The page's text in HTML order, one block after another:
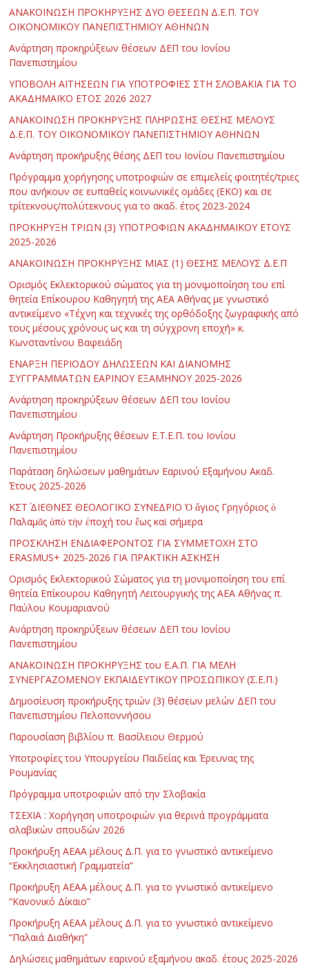
ΑΝΑΚΟΙΝΩΣΗ ΠΡΟΚΗΡΥΞΗΣ ΔΥΟ ΘΕΣΕΩΝ Δ.Ε.Π. ΤΟΥ
ΟΙΚΟΝΟΜΙΚΟΥ ΠΑΝΕΠΙΣΤΗΜΙΟΥ ΑΘΗΝΩΝ
Ανάρτηση προκηρύξεων θέσεων ΔΕΠ του Ιονίου
Πανεπιστημίου
ΥΠΟΒΟΛΗ ΑΙΤΗΣΕΩΝ ΓΙΑ ΥΠΟΤΡΟΦΙΕΣ ΣΤΗ ΣΛΟΒΑΚΙΑ ΓΙΑ ΤΟ
ΑΚΑΔΗΜΑΪΚΟ ΕΤΟΣ 2026 2027
ΑΝΑΚΟΙΝΩΣΗ ΠΡΟΚΗΡΥΞΗΣ ΠΛΗΡΩΣΗΣ ΘΕΣΗΣ ΜΕΛΟΥΣ
Δ.Ε.Π. ΤΟΥ ΟΙΚΟΝΟΜΙΚΟΥ ΠΑΝΕΠΙΣΤΗΜΙΟΥ ΑΘΗΝΩΝ
Ανάρτηση προκήρυξης θέσης ΔΕΠ του Ιονίου Πανεπιστημίου
Πρόγραμμα χορήγησης υποτροφιών σε επιμελείς φοιτητές/τριες
που ανήκουν σε ευπαθείς κοινωνικές ομάδες (ΕΚΟ) και σε
τρίτεκνους/πολύτεκνους για το ακαδ. έτος 2023-2024
ΠΡΟΚΗΡΥΞΗ ΤΡΙΩΝ (3) ΥΠΟΤΡΟΦΙΩΝ ΑΚΑΔΗΜΑΪΚΟΥ ΕΤΟΥΣ
2025-2026
ΑΝΑΚΟΙΝΩΣΗ ΠΡΟΚΗΡΥΞΗΣ ΜΙΑΣ (1) ΘΕΣΗΣ ΜΕΛΟΥΣ Δ.Ε.Π
Ορισμός Εκλεκτορικού σώματος για τη μονιμοποίηση του επί
θητεία Επίκουρου Καθηγητή της ΑΕΑ Αθήνας με γνωστικό
αντικείμενο «Τέχνη και τεχνικές της ορθόδοξης ζωγραφικής από
τους μέσους χρόνους ως και τη σύγχρονη εποχή» κ.
Κωνσταντίνου Βαφειάδη
ΕΝΑΡΞΗ ΠΕΡΙΟΔΟΥ ΔΗΛΩΣΕΩΝ ΚΑΙ ΔΙΑΝΟΜΗΣ
ΣΥΓΓΡΑΜΜΑΤΩΝ ΕΑΡΙΝΟΥ ΕΞΑΜΗΝΟΥ 2025-2026
Ανάρτηση προκηρύξεων θέσεων ΔΕΠ του Ιονίου
Πανεπιστημίου
Ανάρτηση Προκήρυξης θέσεων Ε.Τ.Ε.Π. του Ιονίου
Πανεπιστημίου
Παράταση δηλώσεων μαθημάτων Εαρινού Εξαμήνου Ακαδ.
Έτους 2025-2026
ΚΣΤ΄ ΔΙΕΘΝΕΣ ΘΕΟΛΟΓΙΚΟ ΣΥΝΕΔΡΙΟ Ὁ ἅγιος Γρηγόριος ὁ
Παλαμᾶς ἀπὸ τὴν ἐποχή του ἕως καὶ σήμερα
ΠΡΟΣΚΛΗΣΗ ΕΝΔΙΑΦΕΡΟΝΤΟΣ ΓΙΑ ΣΥΜΜΕΤΟΧΗ ΣΤΟ
ERASMUS+ 2025-2026 ΓΙΑ ΠΡΑΚΤΙΚΗ ΑΣΚΗΣΗ
Ορισμός Εκλεκτορικού Σώματος για τη μονιμοποίηση του επί
θητεία Επίκουρου Καθηγητή Λειτουργικής της ΑΕΑ Αθήνας π.
Παύλου Κουμαριανού
Ανάρτηση προκηρύξεων θέσεων ΔΕΠ του Ιονίου
Πανεπιστημίου
ΑΝΑΚΟΙΝΩΣΗ ΠΡΟΚΗΡΥΞΗΣ του Ε.Α.Π. ΓΙΑ ΜΕΛΗ
ΣΥΝΕΡΓΑΖΟΜΕΝΟΥ ΕΚΠΑΙΔΕΥΤΙΚΟΥ ΠΡΟΣΩΠΙΚΟΥ (Σ.Ε.Π.)
Δημοσίευση προκήρυξης τριών (3) θέσεων μελών ΔΕΠ του
Πανεπιστημίου Πελοποννήσου
Παρουσίαση βιβλίου π. Βασίλειου Θερμού
Υποτροφίες του Υπουργείου Παιδείας και Έρευνας της
Ρουμανίας
Πρόγραμμα υποτροφιών από την Σλοβακία
ΤΣΕΧΙΑ : Χορήγηση υποτροφιών για θερινά προγράμματα
σλαβικών σπουδών 2026
Προκήρυξη ΑΕΑΑ μέλους Δ.Π. για το γνωστικό αντικείμενο
“Εκκλησιαστική Γραμματεία”
Προκήρυξη ΑΕΑΑ μέλους Δ.Π. για το γνωστικό αντικείμενο
“Κανονικό Δίκαιο”
Προκήρυξη ΑΕΑΑ μέλους Δ.Π. για το γνωστικό αντικείμενο
“Παλαιά Διαθήκη”
Δηλώσεις μαθημάτων εαρινού εξαμήνου ακαδ. έτους 2025-2026